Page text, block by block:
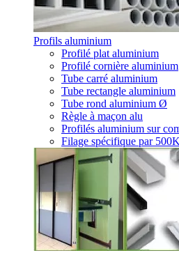
Profils aluminium
Profilé plat aluminium
Profilé cornière aluminium
Tube carré aluminium
Tube rectangle aluminium
Tube rond aluminium Ø
Règle à maçon alu
Profilés aluminium sur
Filage spécifique par